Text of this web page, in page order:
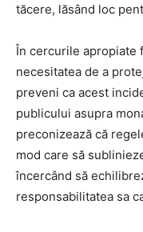
tăcere, lăsând loc
În cercurile apropiate
necesitatea de a
preveni ca acest
publicului asupra
preconizează că
mod care să
încercând să
responsabilitatea sa